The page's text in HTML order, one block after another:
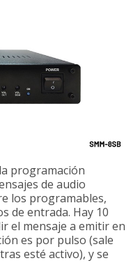
programación
de audio
los programables,
de entrada. Hay 10
el mensaje a emitir en
es por pulso (sale
esté activo), y se